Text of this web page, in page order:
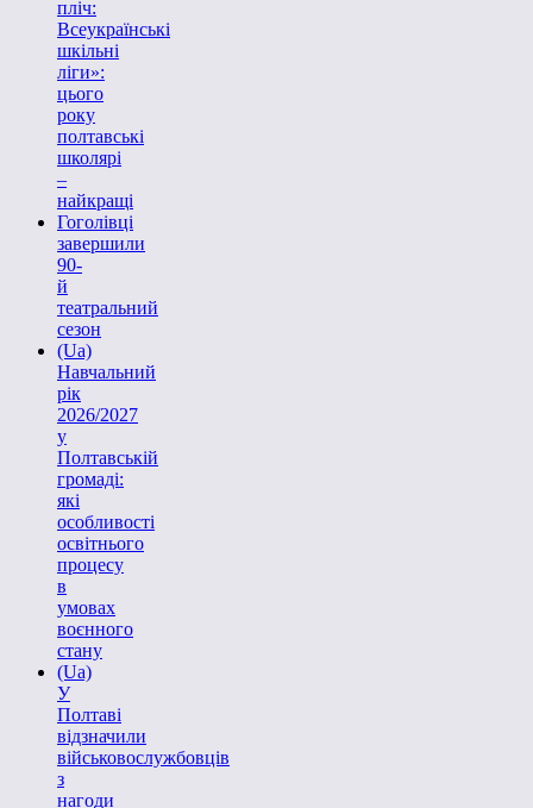
пліч:
Всеукраїнські
шкільні
ліги»:
цього
року
полтавські
школярі
–
найкращі
Гоголівці
завершили
90-
й
театральний
сезон
(Ua)
Навчальний
рік
2026/2027
у
Полтавській
громаді:
які
особливості
освітнього
процесу
в
умовах
воєнного
стану
(Ua)
У
Полтаві
відзначили
військовослужбовців
з
нагоди